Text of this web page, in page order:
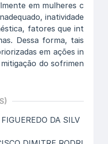
em mulheres c
inatividade
fatores que int
Dessa forma, tais
em ações in
do sofrimen
DA SILV